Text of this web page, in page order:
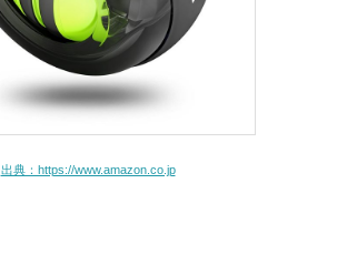
出典：https://www.amazon.co.jp